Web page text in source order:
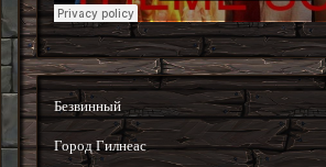
Безвинный
Город Гилнеас